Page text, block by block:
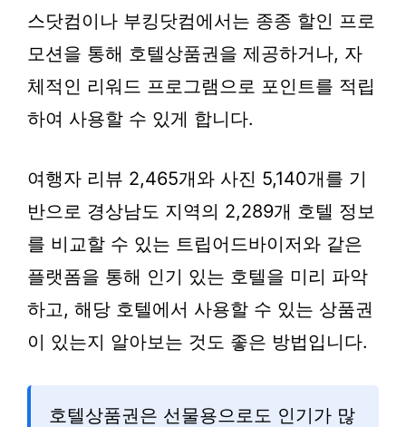
스닷컴이나 부킹닷컴에서는 종종 할인 프로
모션을 통해 호텔상품권을 제공하거나, 자
체적인 리워드 프로그램으로 포인트를 적립
하여 사용할 수 있게 합니다.
여행자 리뷰 2,465개와 사진 5,140개를 기
반으로 경상남도 지역의 2,289개 호텔 정보
를 비교할 수 있는 트립어드바이저와 같은
플랫폼을 통해 인기 있는 호텔을 미리 파악
하고, 해당 호텔에서 사용할 수 있는 상품권
이 있는지 알아보는 것도 좋은 방법입니다.
호텔상품권은 선물용으로도 인기가 많